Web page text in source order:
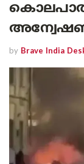
by Brave India